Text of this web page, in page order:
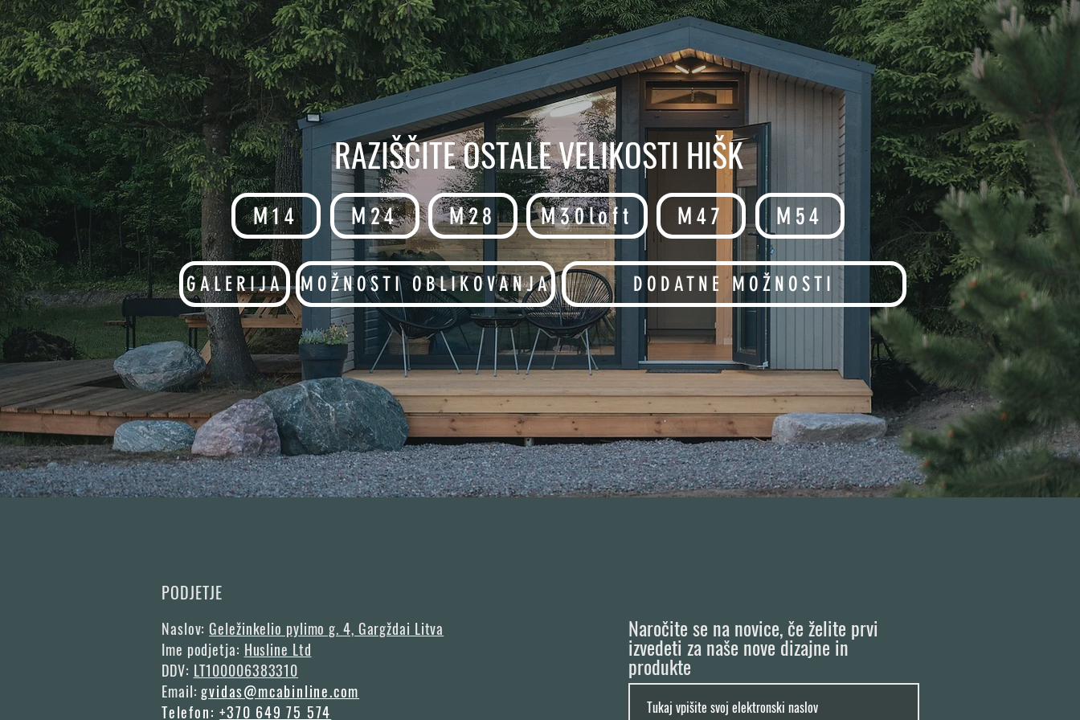
RAZIŠČITE OSTALE VELIKOSTI HIŠK
M14 M24 M28 M30loft M47 M54
GALERIJA MOŽNOSTI OBLIKOVANJA DODATNE MOŽNOSTI
PODJETJE
Naslov:Geležinkelio pylimo g. 4, Gargždai Litva
Ime podjetja: Husline Ltd
DDV: LT100006383310
Email:gvidas@mcabinline.com
Telefon:+370 649 75 574
Naročite se na novice, če želite prvi
izvedeti za naše nove dizajne in
produkte